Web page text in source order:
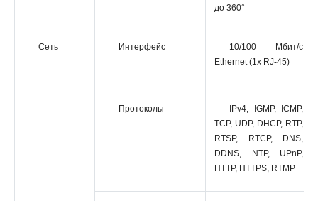
до 360°
Сеть Интерфейс
10/100 Мбит/с
Ethernet (1x RJ-45)
Протоколы
IPv4, IGMP, ICMP,
TCP, UDP, DHCP, RTP,
RTSP, RTCP, DNS,
DDNS, NTP, UPnP,
HTTP, HTTPS, RTMP